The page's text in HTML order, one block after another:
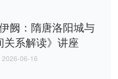
阙：隋唐洛阳城与
关系解读》讲座
2026-06-16